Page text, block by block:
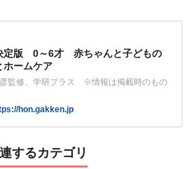
定版 0～6才 赤ちゃんと子どもの
ホームケア
監修、学研プラス ※情報は掲載時のもの
hon.gakken.jp
するカテゴリ